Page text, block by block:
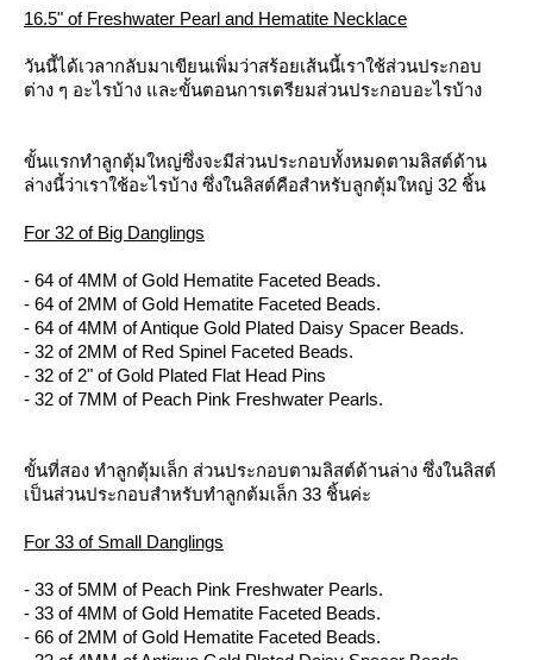
16.5" of Freshwater Pearl and Hematite Necklace
วันนี้ได้เวลากลับมาเขียนเพิ่มว่าสร้อยเส้นนี้เราใช้ส่วนประกอบ
ต่าง ๆ อะไรบ้าง และขั้นตอนการเตรียมส่วนประกอบอะไรบ้าง
ขั้นแรกทำลูกตุ้มใหญ่ซึ่งจะมีส่วนประกอบทั้งหมดตามลิสต์ด้าน
ล่างนี้ว่าเราใช้อะไรบ้าง ซึ่งในลิสต์คือสำหรับลูกตุ้มใหญ่ 32 ชิ้น
For 32 of Big Danglings
- 64 of 4MM of Gold Hematite Faceted Beads.
- 64 of 2MM of Gold Hematite Faceted Beads.
- 64 of 4MM of Antique Gold Plated Daisy Spacer Beads.
- 32 of 2MM of Red Spinel Faceted Beads.
- 32 of 2" of Gold Plated Flat Head Pins
- 32 of 7MM of Peach Pink Freshwater Pearls.
ขั้นที่สอง ทำลูกตุ้มเล็ก ส่วนประกอบตามลิสต์ด้านล่าง ซึ่งในลิสต์
เป็นส่วนประกอบสำหรับทำลูกต้มเล็ก 33 ชิ้นค่ะ
For 33 of Small Danglings
- 33 of 5MM of Peach Pink Freshwater Pearls.
- 33 of 4MM of Gold Hematite Faceted Beads.
- 66 of 2MM of Gold Hematite Faceted Beads.